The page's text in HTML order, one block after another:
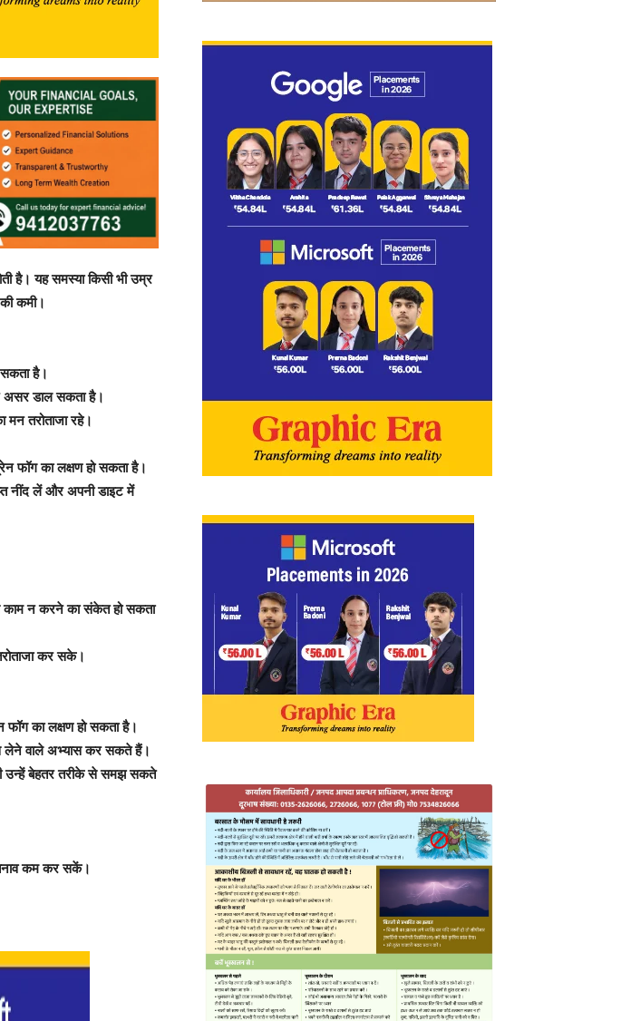
है। यह समस्या किसी भी उम्र
कमी।
है।
असर डाल सकता है।
तरोताजा रहे।
फॉग का लक्षण हो सकता है।
नींद लें और अपनी डाइट में
काम न करने का संकेत हो सकता
कर सके।
फॉग का लक्षण हो सकता है।
लेने वाले अभ्यास कर सकते हैं।
उन्हें बेहतर तरीके से समझ सकते
कम कर सकें।